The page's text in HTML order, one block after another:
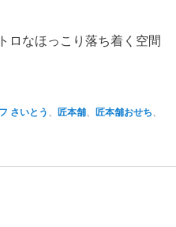
ロなほっこり落ち着く空間
さいとう 、匠本舗 、匠本舗おせち